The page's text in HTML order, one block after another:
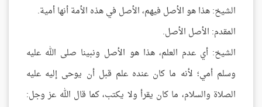
الشيخ: هذا هو الأصل فيهم، الأصل في هذه الأمة أنها أمية.
المقدم: الأصل الأصل.
الشيخ: أي عدم العلم، هذا هو الأصل ونبينا صلى الله عليه
وسلم أمي؛ لأنه ما كان عنده علم قبل أن يوحى إليه عليه
الصلاة والسلام، ما كان يقرأ ولا يكتب، كما قال الله عز وجل: